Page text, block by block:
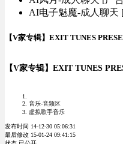
AI电子魅魔-成人聊天
【V家专辑】EXIT TUNES
【V家专辑】EXIT TUNES
音乐-音频区
虚拟歌手音乐
发布时间 14-12-30 05:06:31
最后修改 15-01-24 09:41:15